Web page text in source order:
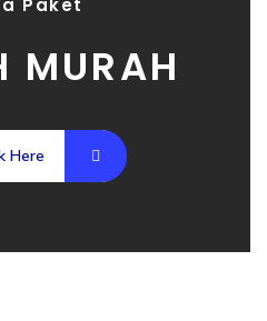
Paket
MURAH
Here